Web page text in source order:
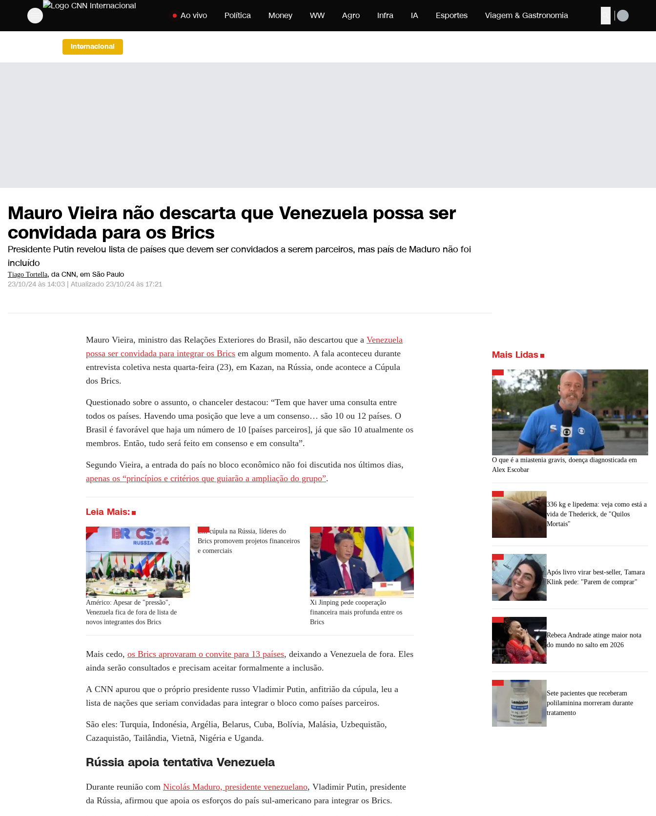
Buscar
Pular para o conteúdo
Ao vivo Política Money WW Agro Infra IA Esportes Viagem & Gastronomia
Internacional
Mauro Vieira não descarta que Venezuela possa ser
convidada para os Brics
Presidente Putin revelou lista de países que devem ser convidados a serem parceiros, mas país de Maduro não foi
incluído
Tiago Tortella, da CNN, em São Paulo
23/10/24 às 14:03 | Atualizado 23/10/24 às 17:21
Vieira sobre Venezuela nos Brics: Tudo será feito em consenso | CNN 360º
Mauro Vieira, ministro das Relações Exteriores do Brasil, não descartou que a Venezuela
possa ser convidada para integrar os Brics em algum momento. A fala aconteceu durante
entrevista coletiva nesta quarta-feira (23), em Kazan, na Rússia, onde acontece a Cúpula
dos Brics.
Questionado sobre o assunto, o chanceler destacou: “Tem que haver uma consulta entre
todos os países. Havendo uma posição que leve a um consenso… são 10 ou 12 países. O
Brasil é favorável que haja um número de 10 [países parceiros], já que são 10 atualmente os
membros. Então, tudo será feito em consenso e em consulta”.
Segundo Vieira, a entrada do país no bloco econômico não foi discutida nos últimos dias,
apenas os “princípios e critérios que guiarão a ampliação do grupo”.
Leia Mais:
Américo: Apesar de "pressão",
Venezuela fica de fora de lista de
novos integrantes dos Brics
Em cúpula na Rússia, líderes do
Brics promovem projetos financeiros
e comerciais
Xi Jinping pede cooperação
financeira mais profunda entre os
Brics
Mais cedo, os Brics aprovaram o convite para 13 países, deixando a Venezuela de fora. Eles
ainda serão consultados e precisam aceitar formalmente a inclusão.
A CNN apurou que o próprio presidente russo Vladimir Putin, anfitrião da cúpula, leu a
lista de nações que seriam convidadas para integrar o bloco como países parceiros.
São eles: Turquia, Indonésia, Argélia, Belarus, Cuba, Bolívia, Malásia, Uzbequistão,
Cazaquistão, Tailândia, Vietnã, Nigéria e Uganda.
Rússia apoia tentativa Venezuela
Durante reunião com Nicolás Maduro, presidente venezuelano, Vladimir Putin, presidente
da Rússia, afirmou que apoia os esforços do país sul-americano para integrar os Brics.
Mais Lidas
O que é a miastenia gravis, doença diagnosticada em
Alex Escobar
336 kg e lipedema: veja como está a
vida de Thederick, de "Quilos
Mortais"
Após livro virar best-seller, Tamara
Klink pede: "Parem de comprar"
Rebeca Andrade atinge maior nota
do mundo no salto em 2026
Sete pacientes que receberam
polilaminina morreram durante
tratamento